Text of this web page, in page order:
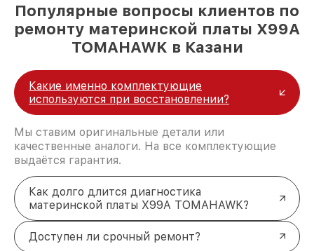
Популярные вопросы клиентов по
ремонту материнской платы X99A
TOMAHAWK в Казани
Какие именно комплектующие
используются при восстановлении?
Мы ставим оригинальные детали или
качественные аналоги. На все комплектующие
выдаётся гарантия.
Как долго длится диагностика
материнской платы X99A TOMAHAWK?
Доступен ли срочный ремонт?